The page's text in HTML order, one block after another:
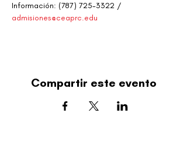
Información: (787) 725-3322 /
admisiones@ceaprc.edu
Compartir este evento